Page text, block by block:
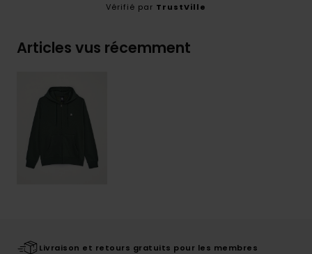
Vérifié par TrustVille
Articles vus récemment
Livraison et retours gratuits pour les membres